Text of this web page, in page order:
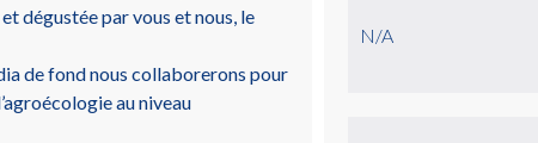
dégustée par vous et nous, le
de fond nous collaborerons pour
au niveau
N/A